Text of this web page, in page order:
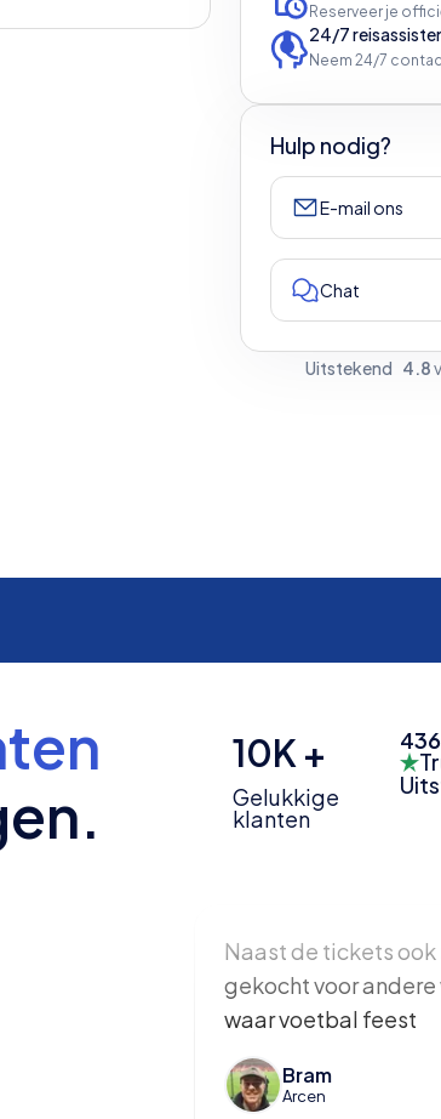
Reserveer je
24/7
Neem 24/7
Hulp nodig?
E-mail ons
Chat
Uitstekend 4.8
10K +
Gelukkige
klanten
436
Naast de tickets
gekocht voor
waar voetbal feest
Bram
Arcen